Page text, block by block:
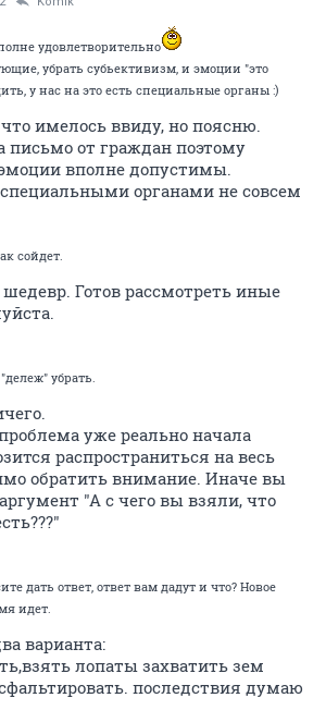
удовлетворительно
убрать субьективизм, и эмоции "это
у нас на это есть специальные органы :)
имелось ввиду, но поясню.
письмо от граждан поэтому
вполне допустимы.
органами не совсем
сойдет.
Готов рассмотреть иные
убрать.
уже реально начала
распространиться на весь
обратить внимание. Иначе вы
"А с чего вы взяли, что
дать ответ, ответ вам дадут и что? Новое
идет.
варианта:
лопаты захватить зем
последствия думаю